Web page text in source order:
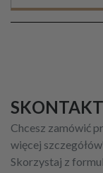
Chcesz zamówić
więcej
Skorzystaj z